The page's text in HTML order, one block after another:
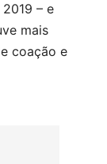
– e
mais
coação e